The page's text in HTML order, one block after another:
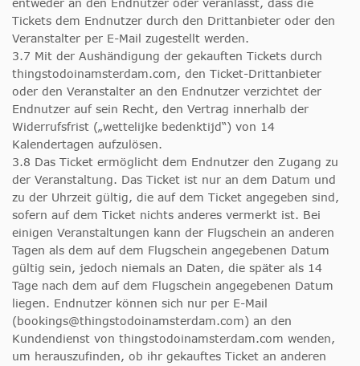
entweder an den Endnutzer oder veranlasst, dass die
Tickets dem Endnutzer durch den Drittanbieter oder den
Veranstalter per E-Mail zugestellt werden.
3.7 Mit der Aushändigung der gekauften Tickets durch
thingstodoinamsterdam.com, den Ticket-Drittanbieter
oder den Veranstalter an den Endnutzer verzichtet der
Endnutzer auf sein Recht, den Vertrag innerhalb der
Widerrufsfrist („wettelijke bedenktijd“) von 14
Kalendertagen aufzulösen.
3.8 Das Ticket ermöglicht dem Endnutzer den Zugang zu
der Veranstaltung. Das Ticket ist nur an dem Datum und
zu der Uhrzeit gültig, die auf dem Ticket angegeben sind,
sofern auf dem Ticket nichts anderes vermerkt ist. Bei
einigen Veranstaltungen kann der Flugschein an anderen
Tagen als dem auf dem Flugschein angegebenen Datum
gültig sein, jedoch niemals an Daten, die später als 14
Tage nach dem auf dem Flugschein angegebenen Datum
liegen. Endnutzer können sich nur per E-Mail
(bookings@thingstodoinamsterdam.com) an den
Kundendienst von thingstodoinamsterdam.com wenden,
um herauszufinden, ob ihr gekauftes Ticket an anderen